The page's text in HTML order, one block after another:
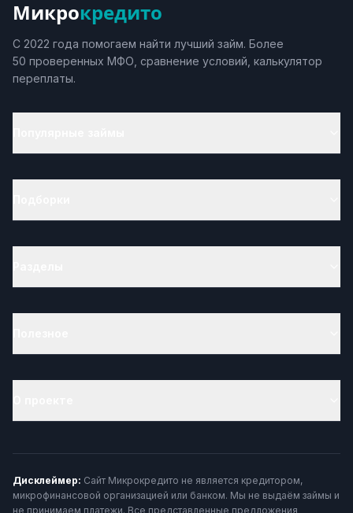
Микрокредито
С 2022 года помогаем найти лучший займ. Более
50 проверенных МФО, сравнение условий, калькулятор
переплаты.
Дисклеймер: Сайт Микрокредито не является кредитором,
микрофинансовой организацией или банком. Мы не выдаём займы и
не принимаем платежи. Все представленные предложения